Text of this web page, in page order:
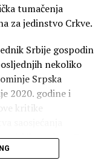
tumačenja
za jedinstvo Crkve.
Srbije gospodin
nekoliko
Srpska
2020. godine i
kritike
poslova Crne
u akciji „Oluja“